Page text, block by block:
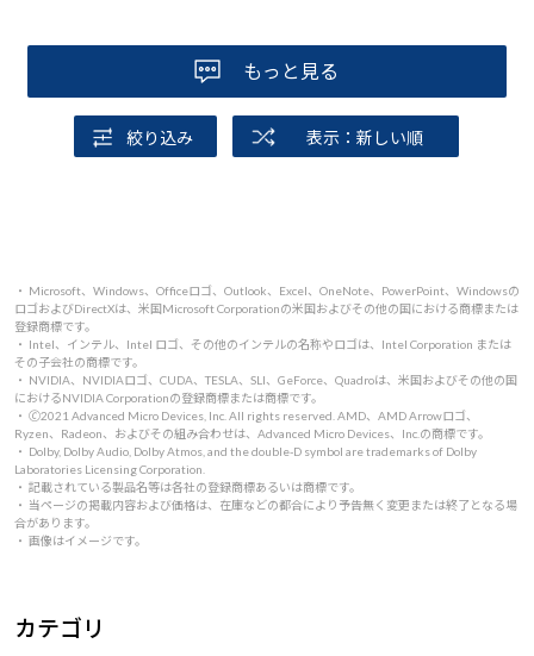
もっと見る
絞り込み 表示：新しい順
・ Microsoft、Windows、Officeロゴ、Outlook、Excel、OneNote、PowerPoint、Windowsの
ロゴおよびDirectXは、米国Microsoft Corporationの米国およびその他の国における商標または
登録商標です。
・ Intel、インテル、Intel ロゴ、その他のインテルの名称やロゴは、Intel Corporation または
その子会社の商標です。
・ NVIDIA、NVIDIAロゴ、CUDA、TESLA、SLI、GeForce、Quadroは、米国およびその他の国
におけるNVIDIA Corporationの登録商標または商標です。
・ 🄫2021 Advanced Micro Devices, Inc. All rights reserved. AMD、AMD Arrowロゴ、
Ryzen、Radeon、およびその組み合わせは、Advanced Micro Devices、Inc.の商標です。
・ Dolby, Dolby Audio, Dolby Atmos, and the double-D symbol are trademarks of Dolby
Laboratories Licensing Corporation.
・ 記載されている製品名等は各社の登録商標あるいは商標です。
・ 当ページの掲載内容および価格は、在庫などの都合により予告無く変更または終了となる場
合があります。
・ 画像はイメージです。
カテゴリ